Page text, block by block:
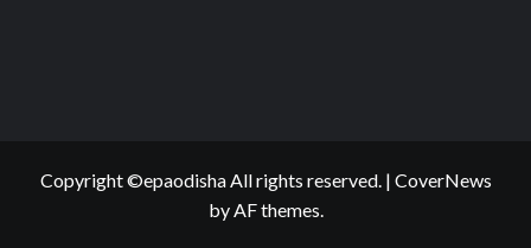
Copyright ©epaodisha All rights reserved. | CoverNews
by AF themes.